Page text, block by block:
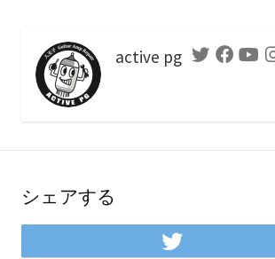
active pg Twitter
シェアする